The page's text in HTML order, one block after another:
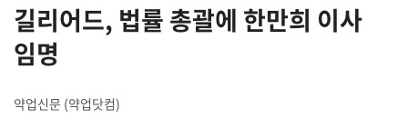
길리어드, 법률 총괄에 한만희 이사
임명
약업신문 (약업닷컴)